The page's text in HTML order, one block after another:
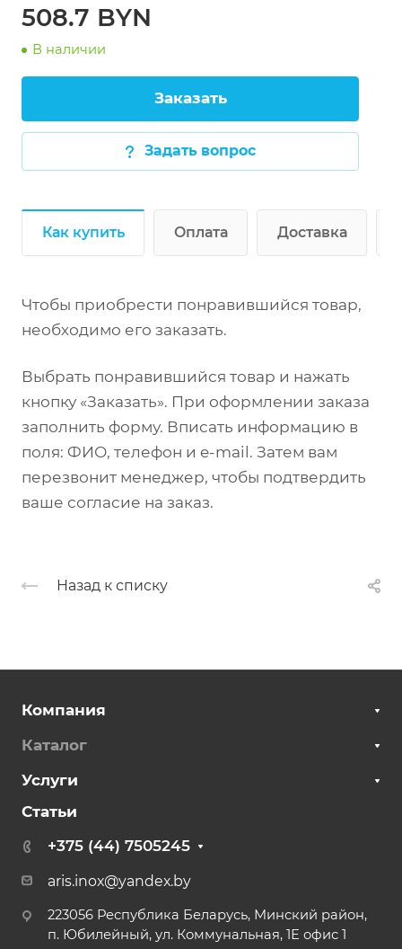
Толщина столешницы:
508.7 BYN
В наличии
Заказать
Задать вопрос
Как купить Оплата Доставка
Чтобы приобрести понравившийся товар,
необходимо его заказать.
Выбрать понравившийся товар и нажать
кнопку «Заказать». При оформлении заказа
заполнить форму. Вписать информацию в
поля: ФИО, телефон и e-mail. Затем вам
перезвонит менеджер, чтобы подтвердить
ваше согласие на заказ.
Назад к списку
Компания
Каталог
Услуги
Статьи
+375 (44) 7505245
aris.inox@yandex.by
223056 Республика Беларусь, Минский район,
п. Юбилейный, ул. Коммунальная, 1Е офис 1